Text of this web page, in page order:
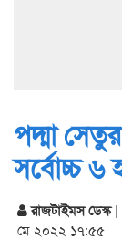
পদ্মা
সর্বোচ্চ ৬
রাজটাইমস ডেস্ক|
মে ২০২২ ১৭:৫৫